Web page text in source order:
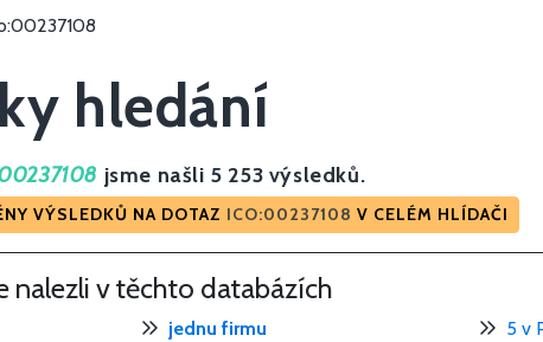
hledání
jsme našli 5 253 výsledků.
VÝSLEDKŮ NA DOTAZ ICO:00237108 V CELÉM HLÍDAČI
nalezli v těchto databázích
jednu firmu
5 v